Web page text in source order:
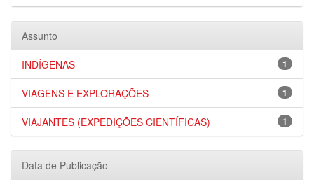
Assunto
1
INDÍGENAS
1
VIAGENS E EXPLORAÇÕES
1
VIAJANTES (EXPEDIÇÕES CIENTÍFICAS)
Data de Publicação